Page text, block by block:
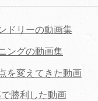
ドリーの動画集
ングの動画集
を変えてきた動画
勝利した動画